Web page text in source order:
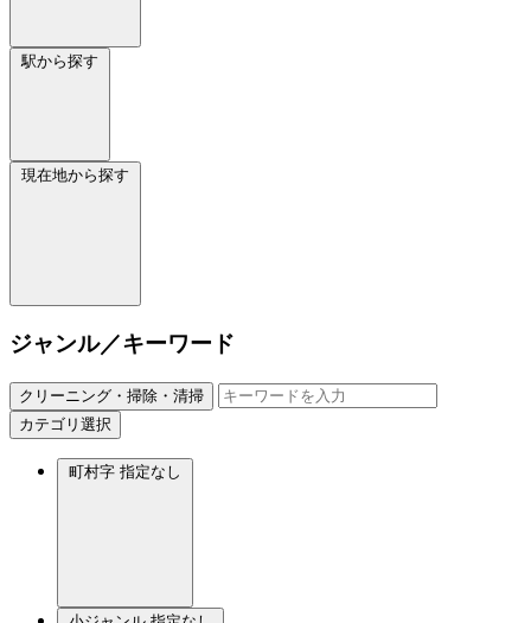
駅から探す
現在地から探す
ジャンル／キーワード
クリーニング・掃除・清掃
カテゴリ選択
町村字 指定なし